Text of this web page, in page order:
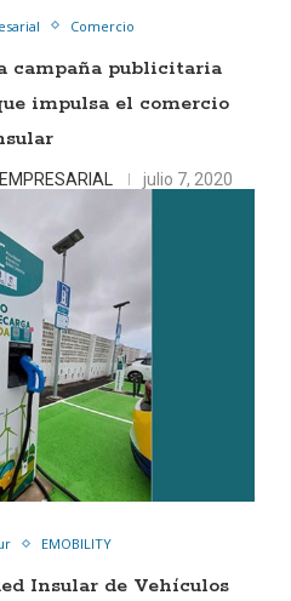
Comercio
campaña publicitaria
impulsa el comercio
julio 7, 2020
EMOBILITY
Insular de Vehículos